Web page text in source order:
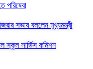
পরিষেবা
সভায় বললেন মুখ্যমন্ত্রী
২০২৫-এর নিয়ম মেনেই নিয়োগ হবে, হাইকোর্টে জানাল স্কুল সার্ভিস কমিশন